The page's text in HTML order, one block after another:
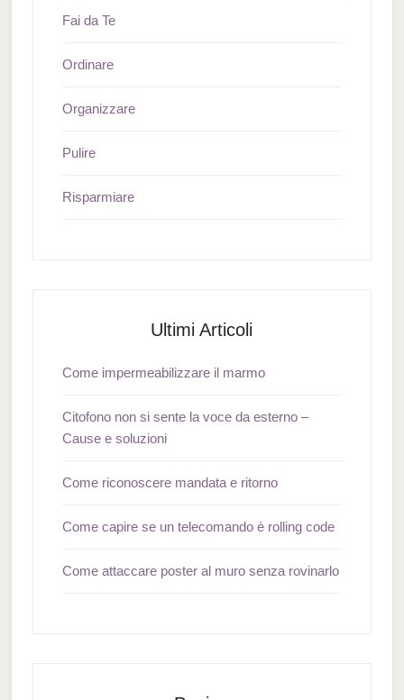
Fai da Te
Ordinare
Organizzare
Pulire
Risparmiare
Ultimi Articoli
Come impermeabilizzare il marmo
Citofono non si sente la voce da esterno –
Cause e soluzioni
Come riconoscere mandata e ritorno
Come capire se un telecomando è rolling code
Come attaccare poster al muro senza rovinarlo